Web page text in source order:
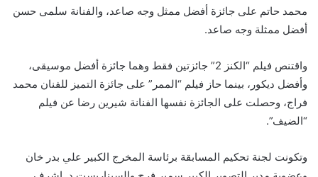
محمد حاتم على جائزة أفضل ممثل وجه صاعد، والفنانة سلمى حسن
أفضل ممثلة وجه صاعد.
واقتنص فيلم “الكنز 2” جائزتين فقط وهما جائزة أفضل موسيقى،
وأفضل ديكور، بينما حاز فيلم “الممر” على جائزة التميز للفنان محمد
فراج، وحصلت على الجائزة نفسها الفنانة شيرين رضا عن فيلم
“الضيف”.
وتكونت لجنة تحكيم المسابقة برئاسة المخرج الكبير علي بدر خان